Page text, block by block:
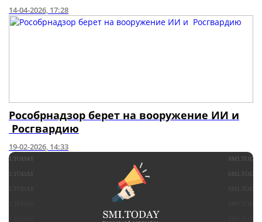
14-04-2026, 17:28
Рособрнадзор берет на вооружение ИИ и
Росгвардию
19-02-2026, 14:33